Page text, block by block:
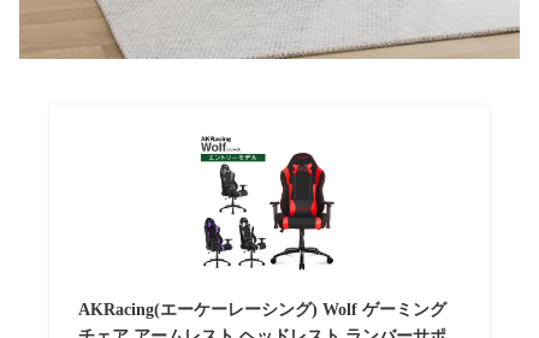
AKRacing(エーケーレーシング) Wolf ゲーミング